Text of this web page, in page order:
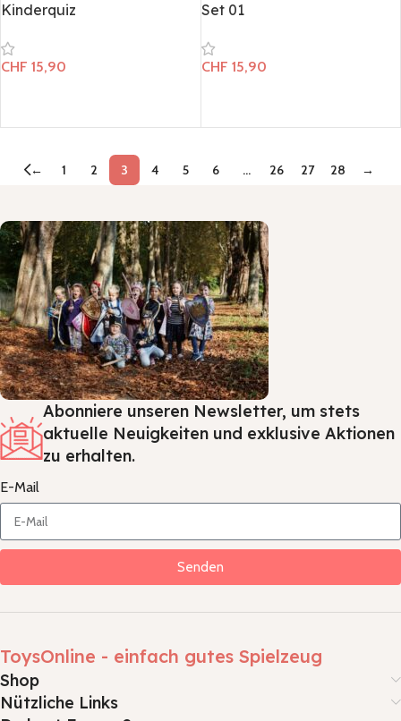
Kinderquiz
CHF 15,90
Set 01
CHF 15,90
← 1 2 3 4 5 6 … 26 27 28 →
Abonniere unseren Newsletter, um stets
aktuelle Neuigkeiten und exklusive Aktionen
zu erhalten.
E-Mail
Senden
ToysOnline - einfach gutes Spielzeug
Shop
Nützliche Links